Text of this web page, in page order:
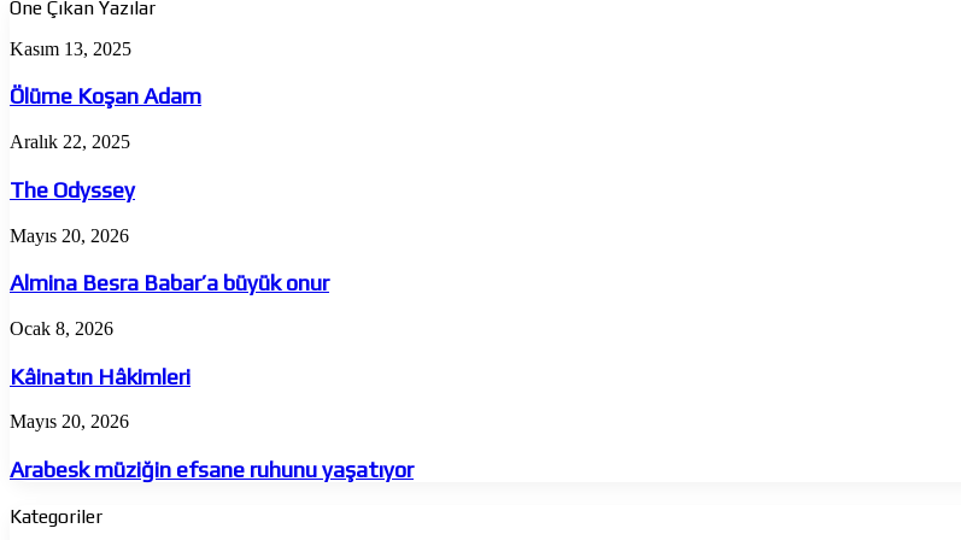
Öne Çıkan Yazılar
Ölüme
Adam
Kasım 13, 2025
Ölüme Koşan Adam
The
Aralık 22, 2025
The Odyssey
Almina
Babar’a
büyük
onur
Mayıs 20, 2026
Almina Besra Babar’a büyük onur
Kâinatın
Ocak 8, 2026
Kâinatın Hâkimleri
Arabesk
efsane
ruhunu
yaşatıyor
Mayıs 20, 2026
Arabesk müziğin efsane ruhunu yaşatıyor
Kategoriler